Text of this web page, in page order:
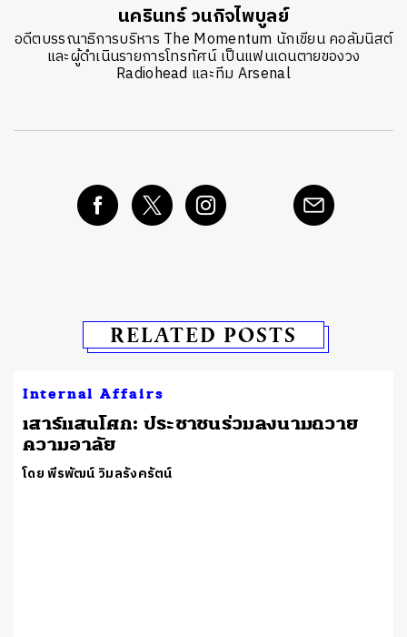
นครินทร์ วนกิจไพบูลย์
อดีตบรรณาธิการบริหาร The Momentum นักเขียน คอลัมนิสต์
และผู้ดำเนินรายการโทรทัศน์ เป็นแฟนเดนตายของวง
Radiohead และทีม Arsenal
RELATED POSTS
Internal Affairs
เ​สาร์แสนโศก: ประชาชนร่วมลงนามถวาย
ความอาลัย
โดย พีรพัฒน์ วิมลรังครัตน์